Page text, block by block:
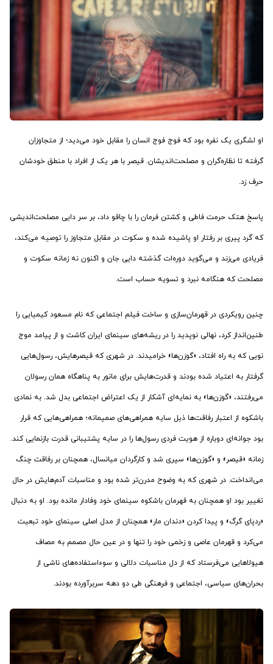
او لشگری یک نفره بود که فوج فوج انسان را مقابل خود می‌دید؛ از متجاوزان
گرفته تا نظاره‌گران و مصلحت‌اندیشان. قیصر با هر یک از افراد با منطق خودشان
حرف زد.
پاسخ هتک حرمت فاطی و کشتن فرمان را با چاقو داد، بر سر دایی مصلحت‌اندیشی
که گرد پیری بر رفتار او پاشیده شده و سکوت در مقابل متجاوز را توصیه می‌کند،
فریادی می‌زند و می‌گوید دوره‌ات گذشته دایی جان و اکنون نه زمانه سکوت و
مصلحت که هنگامه نبرد و تسویه حساب است.
چنین رویکردی در قهرمان‌سازی و ساخت فیلم اجتماعی که نام مسعود کیمیایی را
طنین‌انداز کرد، نهالی نوپدید را در ریشه‌های سینمای ایران کاشت و از پیامد موج
نویی که به راه افتاد، «گوزن‌ها» خرامیدند. در شهری که قیصرهایش، رسول‌هایی
گرفتار به اعتیاد شده بودند و قدرت‌هایش برای مانور به پناهگاه همان رسولان
می‌رفتند، «گوزن‌ها» به نمایه‌ای آشکار از یک اعتراض اجتماعی بدل شد. به نمادی
باشکوه از اعتبار رفاقت‌ها ذیل سایه همراهی‌های صمیمانه؛ همراهی‌هایی که قرار
بود جوانه‌ای دوباره از هویت فردی رسول‌ها را در سایه پشتیبانی قدرت بازنمایی کند.
زمانه «قیصر» و «گوزن‌ها» سپری شد و کارگردان میانسال، همچنان بر رفاقت چنگ
می‌انداخت. در شهری که به وضوح مدرن‌تر شده بود و مناسبات آدم‌هایش در حال
تغییر بود او همچنان به قهرمان باشکوه سینمای خود وفادار مانده بود. او به دنبال
«ردپای گرگ» و پیدا کردن «دندان مار» همچنان از مدل اصلی سینمای خود تبعیت
می‌کرد و قهرمان عاصی و زخمی خود را تنها و در عین حال مصمم به مصاف
هیولاهایی می‌فرستاد که از دل مناسبات دلالی و سوءاستفاده‌های ناشی از
بحران‌های سیاسی، اجتماعی و فرهنگی طی دو دهه سربرآورده بودند.